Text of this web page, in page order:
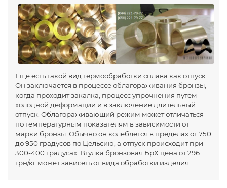
Еще есть такой вид термообработки сплава как отпуск.
Он заключается в процессе облагораживания бронзы,
когда проходит закалка, процесс упрочнения путем
холодной деформации и в заключение длительный
отпуск. Облагораживающий режим может отличаться
по температурным показателям в зависимости от
марки бронзы. Обычно он колеблется в пределах от 750
до 950 градусов по Цельсию, а отпуск происходит при
300-400 градусах. Втулка бронзовая БрХ цена от 296
грн/кг может зависеть от вида обработки изделия.